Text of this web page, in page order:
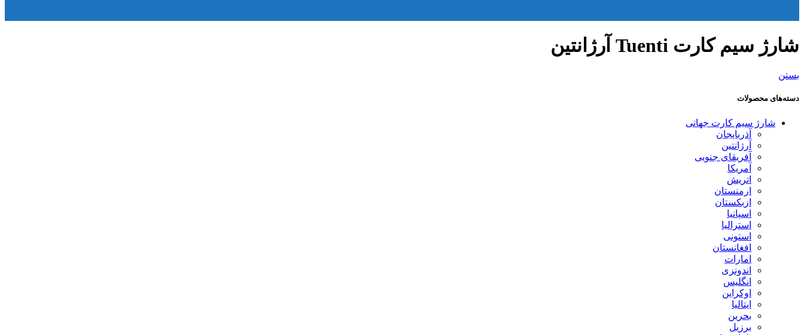
شارژ سیم کارت Tuenti آرژانتین
بستن
دسته‌های محصولات
شارژ سیم کارت جهانی
آذربایجان
آرژانتین
آفریقای جنوبی
آمریکا
اتریش
ارمنستان
ازبکستان
اسپانیا
استرالیا
استونی
افغانستان
امارات
اندونزی
انگلیس
اوکراین
ایتالیا
بحرین
برزیل